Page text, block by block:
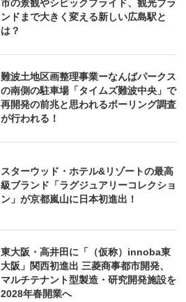
市の景観やシビックプライド、観光ブラ
ンドまで大きく変える新しい広島駅と
は？
難波土地区画整理事業ーなんばパークス
の南側の駐車場「タイムズ難波中央」で
再開発の前兆と思われるボーリング調査
が行われる！
‪スターウッド・ホテル&リゾート‬の最高
級ブランド「ラグジュアリーコレクショ
ン」が京都嵐山に日本初進出！
東大阪・高井田に「（仮称）innoba東
大阪」関西初進出 三菱商事都市開発、
マルチテナント型製造・研究開発施設を
2028年春開業へ